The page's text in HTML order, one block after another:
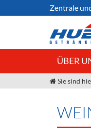
Zentrale
ÜBER
Jobs
Unser
Sie sind